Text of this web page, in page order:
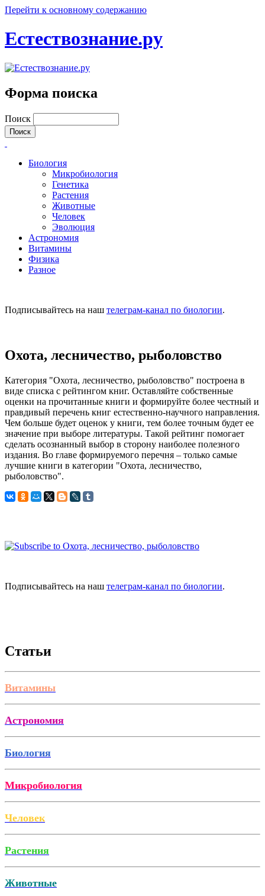
Перейти к основному содержанию
Естествознание.ру
Форма поиска
Поиск
Биология
Микробиология
Генетика
Растения
Животные
Человек
Эволюция
Астрономия
Витамины
Физика
Разное
Подписывайтесь на наш телеграм-канал по биологии.
Охота, лесничество, рыболовство
Категория "Охота, лесничество, рыболовство" построена в
виде списка с рейтингом книг. Оставляйте собственные
оценки на прочитанные книги и формируйте более честный и
правдивый перечень книг естественно-научного направления.
Чем больше будет оценок у книги, тем более точным будет ее
значение при выборе литературы. Такой рейтинг помогает
сделать осознанный выбор в сторону наиболее полезного
издания. Во главе формируемого перечня – только самые
лучшие книги в категории "Охота, лесничество,
рыболовство".
Подписывайтесь на наш телеграм-канал по биологии.
Статьи
Витамины
Астрономия
Биология
Микробиология
Человек
Растения
Животные